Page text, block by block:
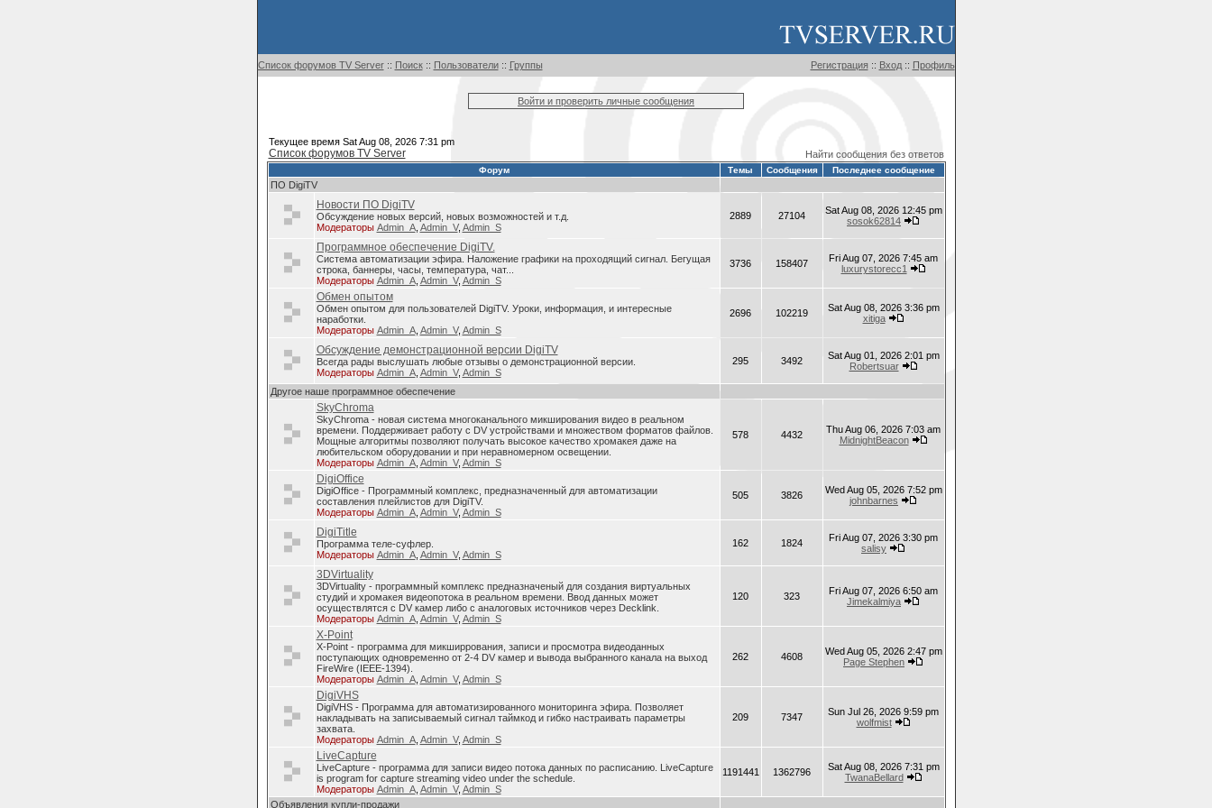
Список форумов TV Server:: Поиск:: Пользователи:: Группы Регистрация :: Вход:: Профиль
Войти и проверить личные сообщения
Текущее время Sat Aug 08, 2026 7:31 pm
Список форумов TV Server Найти сообщения без ответов
Форум Темы Сообщения Последнее сообщение
ПО DigiTV
Новости ПО DigiTV
Обсуждение новых версий, новых возможностей и т.д.
Модераторы Admin_A, Admin_V, Admin_S
2889 27104
Sat Aug 08, 2026 12:45 pm
sosok62814
Программное обеспечение DigiTV.
Система автоматизации эфира. Наложение графики на проходящий сигнал. Бегущая
строка, баннеры, часы, температура, чат...
Модераторы Admin_A, Admin_V, Admin_S
3736 158407
Fri Aug 07, 2026 7:45 am
luxurystorecc1
Обмен опытом
Обмен опытом для пользователей DigiTV. Уроки, информация, и интересные
наработки.
Модераторы Admin_A, Admin_V, Admin_S
2696 102219
Sat Aug 08, 2026 3:36 pm
xitiga
Обсуждение демонстрационной версии DigiTV
Всегда рады выслушать любые отзывы о демонстрационной версии.
Модераторы Admin_A, Admin_V, Admin_S
295 3492
Sat Aug 01, 2026 2:01 pm
Robertsuar
Другое наше программное обеспечение
SkyChroma
SkyChroma - новая система многоканального микширования видео в реальном
времени. Поддерживает работу с DV устройствами и множеством форматов файлов.
Мощные алгоритмы позволяют получать высокое качество хромакея даже на
любительском оборудовании и при неравномерном освещении.
Модераторы Admin_A, Admin_V, Admin_S
578 4432
Thu Aug 06, 2026 7:03 am
MidnightBeacon
DigiOffice
DigiOffice - Программный комплекс, предназначенный для автоматизации
составления плейлистов для DigiTV.
Модераторы Admin_A, Admin_V, Admin_S
505 3826
Wed Aug 05, 2026 7:52 pm
johnbarnes
DigiTitle
Программа теле-суфлер.
Модераторы Admin_A, Admin_V, Admin_S
162 1824
Fri Aug 07, 2026 3:30 pm
salisy
3DVirtuality
3DVirtuality - программный комплекс предназначеный для создания виртуальных
студий и хромакея видеопотока в реальном времени. Ввод данных может
осуществлятся с DV камер либо с аналоговых источников через Decklink.
Модераторы Admin_A, Admin_V, Admin_S
120 323
Fri Aug 07, 2026 6:50 am
Jimekalmiya
X-Point
X-Point - программа для микширрования, записи и просмотра видеоданных
поступающих одновременно от 2-4 DV камер и вывода выбранного канала на выход
FireWire (IEEE-1394).
Модераторы Admin_A, Admin_V, Admin_S
262 4608
Wed Aug 05, 2026 2:47 pm
Page Stephen
DigiVHS
DigiVHS - Программа для автоматизированного мониторинга эфира. Позволяет
накладывать на записываемый сигнал таймкод и гибко настраивать параметры
захвата.
Модераторы Admin_A, Admin_V, Admin_S
209 7347
Sun Jul 26, 2026 9:59 pm
wolfmist
LiveCapture
LiveCapture - программа для записи видео потока данных по расписанию. LiveCapture
is program for capture streaming video under the schedule.
Модераторы Admin_A, Admin_V, Admin_S
1191441 1362796
Sat Aug 08, 2026 7:31 pm
TwanaBellard
Объявления купли-продажи